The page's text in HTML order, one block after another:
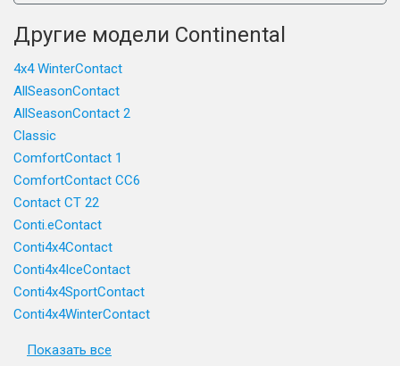
Другие модели Continental
4x4 WinterContact
AllSeasonContact
AllSeasonContact 2
Classic
ComfortContact 1
ComfortContact CC6
Contact CT 22
Conti.eContact
Conti4x4Contact
Conti4x4IceContact
Conti4x4SportContact
Conti4x4WinterContact
Показать все